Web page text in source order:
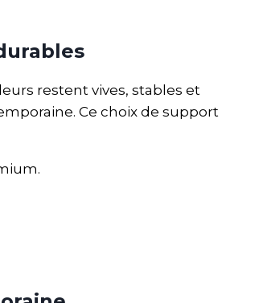
restent vives, stables et
Ce choix de support